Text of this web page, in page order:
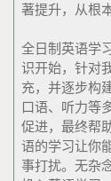
著提升，从根
全日制英语学
识开始，针对
充，并逐步构
口语、听力等
促进，最终帮
语的学习让你
事打扰。无杂